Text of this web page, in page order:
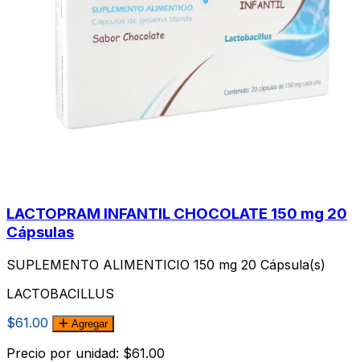
LACTOPRAM INFANTIL CHOCOLATE 150 mg 20
Cápsulas
SUPLEMENTO ALIMENTICIO 150 mg 20 Cápsula(s)
LACTOBACILLUS
$61.00
Agregar
Precio por unidad: $61.00